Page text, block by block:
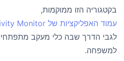
בקטגוריה הזו ממוקמות,
עמוד האפליקציות של Activity Monitor
לגבי הדרך שבה כלי מעקב
למשפחה.